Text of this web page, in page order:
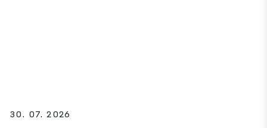
30. 07. 2026